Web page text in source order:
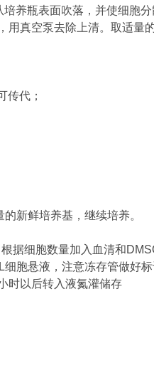
养瓶表面吹落，并使细胞分
用真空泵去除上清。取适量
传代；
新鲜培养基，继续培养。
据细胞数量加入血清和
胞悬液，注意冻存管做好标
时以后转入液氮灌储存